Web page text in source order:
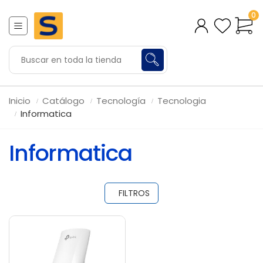
0
Inicio Catálogo Tecnología
Tecnologia
Informatica
Informatica
FILTROS